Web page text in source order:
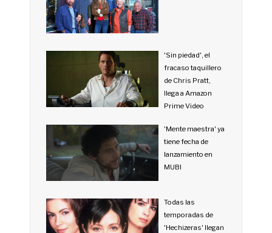
'Sin piedad', el
fracaso taquillero
de Chris Pratt,
llega a Amazon
Prime Video
'Mente maestra' ya
tiene fecha de
lanzamiento en
MUBI
Todas las
temporadas de
'Hechizeras' llegan